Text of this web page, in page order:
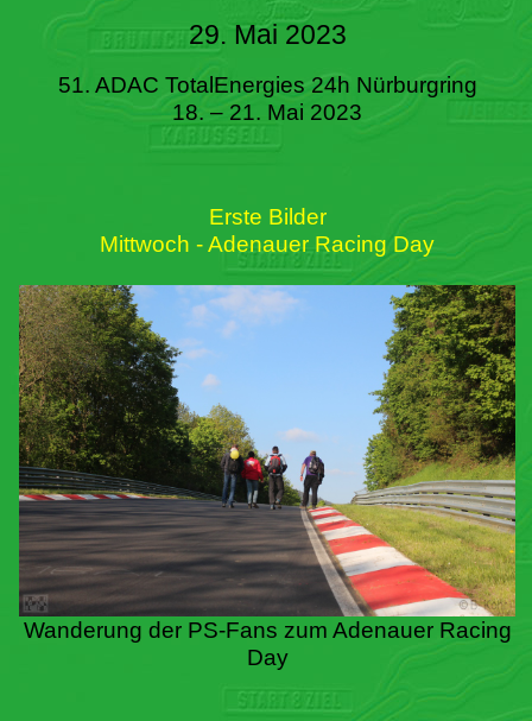
29. Mai 2023
51. ADAC TotalEnergies 24h Nürburgring
18. – 21. Mai 2023
Erste Bilder
Mittwoch - Adenauer Racing Day
Wanderung der PS-Fans zum Adenauer Racing
Day